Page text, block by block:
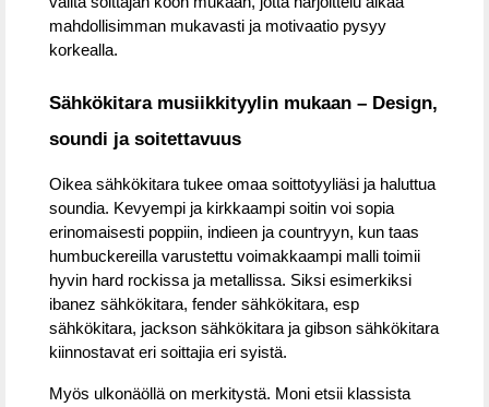
mahdollisimman mukavasti ja motivaatio pysyy
korkealla.
Sähkökitara musiikkityylin mukaan – Design,
soundi ja soitettavuus
Oikea sähkökitara tukee omaa soittotyyliäsi ja haluttua
soundia. Kevyempi ja kirkkaampi soitin voi sopia
erinomaisesti poppiin, indieen ja countryyn, kun taas
humbuckereilla varustettu voimakkaampi malli toimii
hyvin hard rockissa ja metallissa. Siksi esimerkiksi
ibanez sähkökitara, fender sähkökitara, esp
sähkökitara, jackson sähkökitara ja gibson sähkökitara
kiinnostavat eri soittajia eri syistä.
Myös ulkonäöllä on merkitystä. Moni etsii klassista